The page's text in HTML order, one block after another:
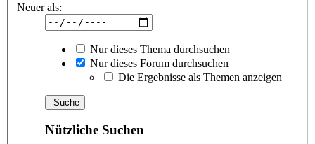
Neuer als:
Nur dieses Thema durchsuchen
Nur dieses Forum durchsuchen
Die Ergebnisse als Themen anzeigen
Nützliche Suchen